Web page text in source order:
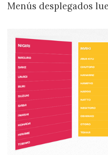
Menús desplegados